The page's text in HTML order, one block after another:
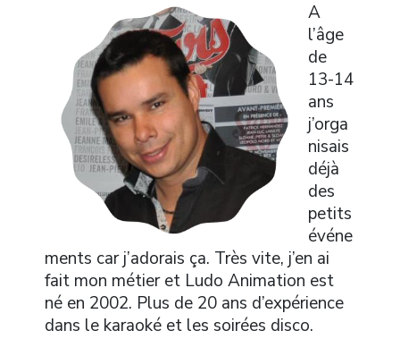
A
l’âge
de
13-14
ans
j’orga
nisais
déjà
des
petits
événe
ments car j’adorais ça. Très vite, j’en ai
fait mon métier et Ludo Animation est
né en 2002. Plus de 20 ans d’expérience
dans le karaoké et les soirées disco.